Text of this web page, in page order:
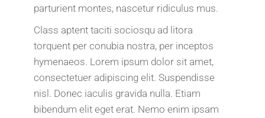
parturient montes, nascetur ridiculus mus.
Class aptent taciti sociosqu ad litora
torquent per conubia nostra, per inceptos
hymenaeos. Lorem ipsum dolor sit amet,
consectetuer adipiscing elit. Suspendisse
nisl. Donec iaculis gravida nulla. Etiam
bibendum elit eget erat. Nemo enim ipsam